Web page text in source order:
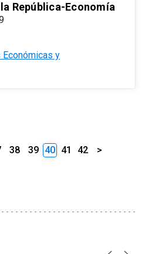
República-Economía
Económicas y
38 39 40 41 42 >